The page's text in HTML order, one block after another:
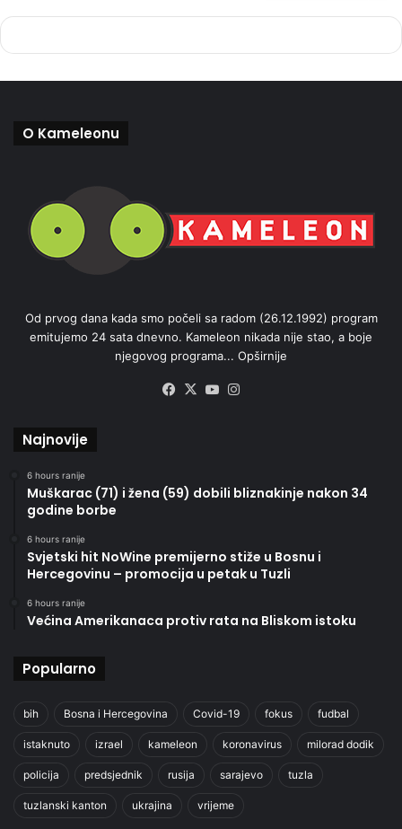
O Kameleonu
Od prvog dana kada smo počeli sa radom (26.12.1992) program
emitujemo 24 sata dnevno. Kameleon nikada nije stao, a boje
njegovog programa... Opširnije
Facebook
X YouTube
Najnovije
6 hours ranije
Muškarac (71) i žena (59) dobili bliznakinje nakon 34
godine borbe
6 hours ranije
Svjetski hit NoWine premijerno stiže u Bosnu i
Hercegovinu – promocija u petak u Tuzli
6 hours ranije
Većina Amerikanaca protiv rata na Bliskom istoku
Popularno
bih Bosna i Hercegovina Covid-19 fokus fudbal
istaknuto izrael kameleon koronavirus milorad dodik
policija predsjednik rusija sarajevo tuzla
tuzlanski kanton ukrajina vrijeme